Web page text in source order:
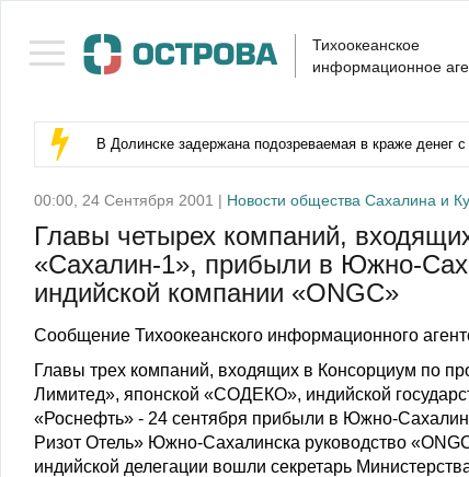
Тихоокеанское
информационное
В Долинске задержана подозреваемая в краже денег с
00:00, 24 Сентября 2001 | Новости общества Сахалина и
Главы четырех компаний,
«Сахалин-1», прибыли в Южно-
индийской компании «ONGC»
Сообщение Тихоокеанского информационного
Главы трех компаний, входящих в Консорциум по
Лимитед», японской «СОДЕКО», индийской
«Роснефть» - 24 сентября прибыли в Южно-
Ризот Отель» Южно-Сахалинска руководство
индийской делегации вошли секретарь